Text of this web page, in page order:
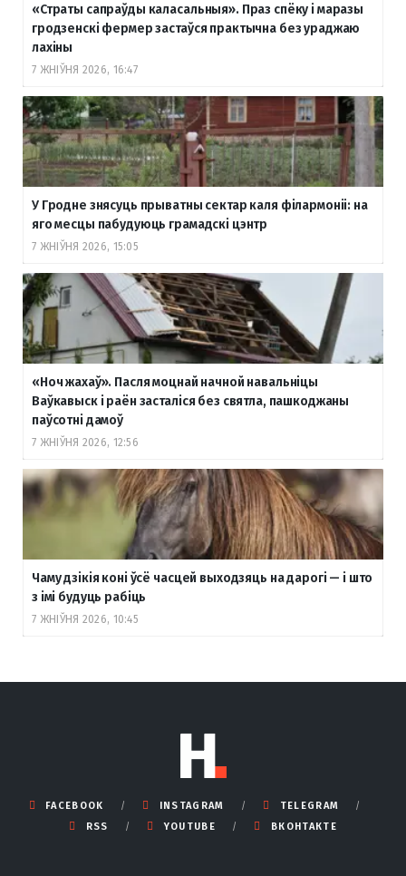
«Страты сапраўды каласальныя». Праз спёку і маразы
гродзенскі фермер застаўся практычна без ураджаю
лахіны
7 ЖНІЎНЯ 2026, 16:47
У Гродне знясуць прыватны сектар каля філармоніі: на
яго месцы пабудуюць грамадскі цэнтр
7 ЖНІЎНЯ 2026, 15:05
«Ноч жахаў». Пасля моцнай начной навальніцы
Ваўкавыск і раён засталіся без святла, пашкоджаны
паўсотні дамоў
7 ЖНІЎНЯ 2026, 12:56
Чаму дзікія коні ўсё часцей выходзяць на дарогі — і што
з імі будуць рабіць
7 ЖНІЎНЯ 2026, 10:45
FACEBOOK INSTAGRAM
TELEGRAM
RSS
YOUTUBE ВКОНТАКТЕ